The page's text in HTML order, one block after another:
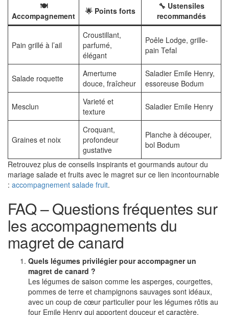
🍽️
Accompagnement
🌟 Points forts
🔧 Ustensiles
recommandés
Pain grillé à l’ail
Croustillant,
parfumé,
élégant
Poêle Lodge, grille-
pain Tefal
Salade roquette
Amertume
douce, fraîcheur
Saladier Emile Henry,
essoreuse Bodum
Mesclun
Varieté et
texture
Saladier Emile Henry
Graines et noix
Croquant,
profondeur
gustative
Planche à découper,
bol Bodum
Retrouvez plus de conseils inspirants et gourmands autour du
mariage salade et fruits avec le magret sur ce lien incontournable
: accompagnement salade fruit.
FAQ – Questions fréquentes sur
les accompagnements du
magret de canard
Quels légumes privilégier pour accompagner un
magret de canard ?
Les légumes de saison comme les asperges, courgettes,
pommes de terre et champignons sauvages sont idéaux,
avec un coup de cœur particulier pour les légumes rôtis au
four Emile Henry qui apportent douceur et caractère.